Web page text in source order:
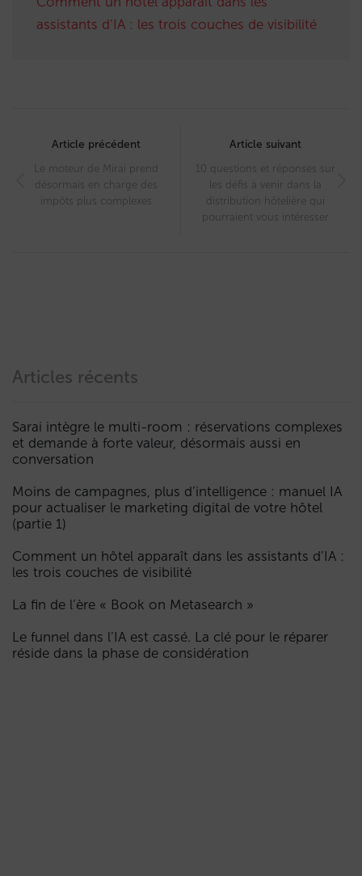
assistants d’IA : les trois couches de visibilité
navigation
Article précédent
Le moteur de Mirai prend
désormais en charge des
impôts plus complexes
Article suivant
10 questions et réponses sur
les défis à venir dans la
distribution hôtelière qui
pourraient vous intéresser
Articles récents
Sarai intègre le multi-room : réservations complexes
et demande à forte valeur, désormais aussi en
conversation
Moins de campagnes, plus d’intelligence : manuel IA
pour actualiser le marketing digital de votre hôtel
(partie 1)
Comment un hôtel apparaît dans les assistants d’IA :
les trois couches de visibilité
La fin de l’ère « Book on Metasearch »
Le funnel dans l’IA est cassé. La clé pour le réparer
réside dans la phase de considération